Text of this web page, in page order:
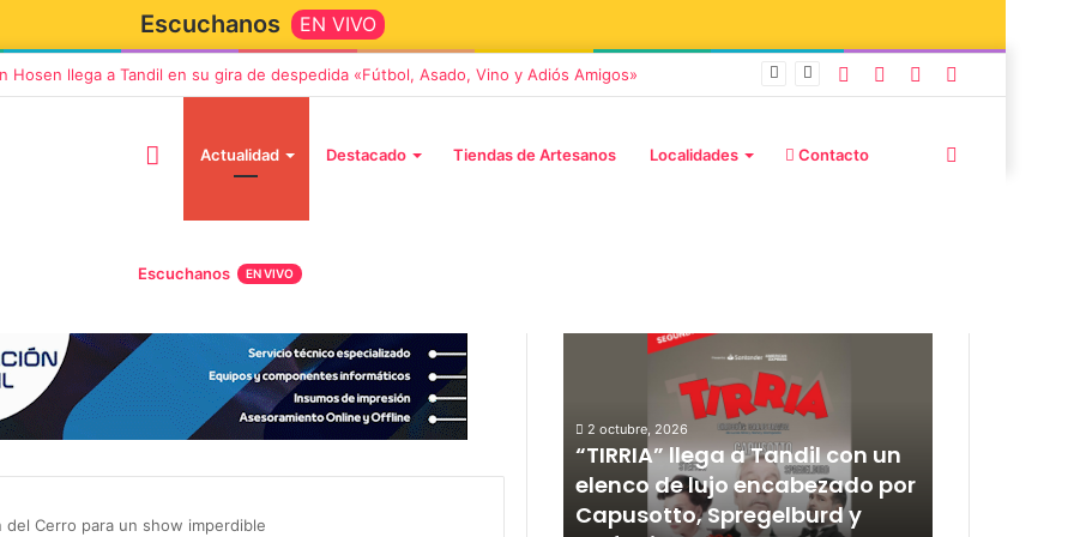
Escuchanos EN VIVO
Hosen llega a Tandil en su gira de despedida «Fútbol, Asado, Vino y Adiós Amigos»
Actualidad Destacado Tiendas de Artesanos Localidades Contacto
Escuchanos EN VIVO
del Cerro para un show imperdible
«Noel», un
con dos
5 octubre, 2026
en su gira de despedida
«Fútbol, Asado, Vino y Adiós
2 octubre, 2026
“TIRRIA” llega a Tandil con un
elenco de lujo encabezado por
Capusotto, Spregelburd y